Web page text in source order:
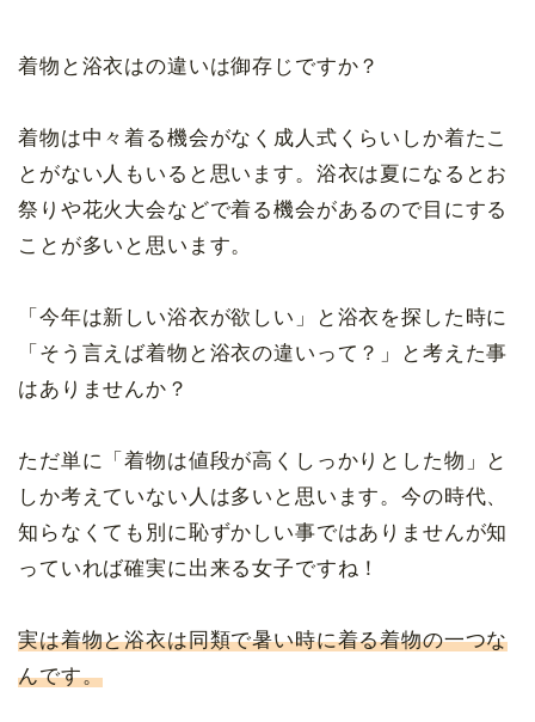
着物と浴衣はの違いは御存じですか？
着物は中々着る機会がなく成人式くらいしか着たこ
とがない人もいると思います。浴衣は夏になるとお
祭りや花火大会などで着る機会があるので目にする
ことが多いと思います。
「今年は新しい浴衣が欲しい」と浴衣を探した時に
「そう言えば着物と浴衣の違いって？」と考えた事
はありませんか？
ただ単に「着物は値段が高くしっかりとした物」と
しか考えていない人は多いと思います。今の時代、
知らなくても別に恥ずかしい事ではありませんが知
っていれば確実に出来る女子ですね！
実は着物と浴衣は同類で暑い時に着る着物の一つな
んです。